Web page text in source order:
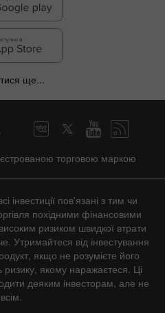
ще...
торговою маркою
інвестиції пов'язані з тим чи
похідними фінансовими
ризиком швидкої втрати
Утримайтеся від інвестування
якщо не розумієте його
ризику, якому наражаєтеся. Ці
деяким інвесторам, але не
всім.